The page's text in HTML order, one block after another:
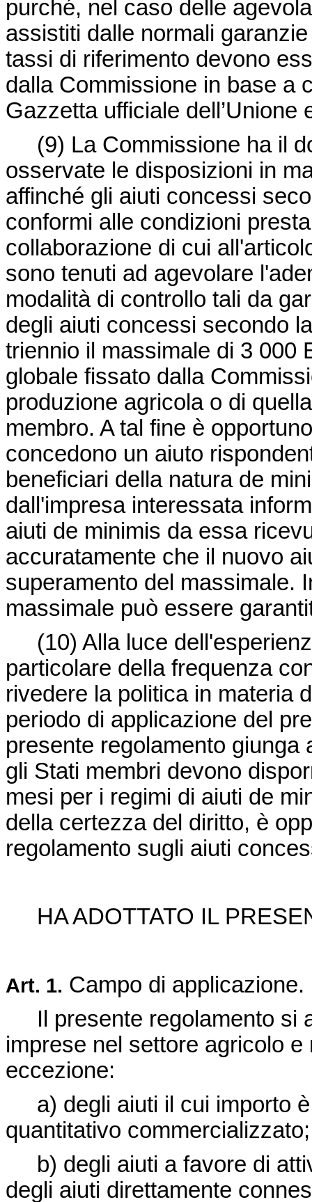
purché, nel caso delle
assistiti dalle normali
tassi di riferimento devono
dalla Commissione in base a
Gazzetta ufficiale dell’Unione
(9) La Commissione ha il
osservate le disposizioni in
affinché gli aiuti concessi
conformi alle condizioni
collaborazione di cui
sono tenuti ad agevolare
modalità di controllo tali da
degli aiuti concessi secondo
triennio il massimale di 3 000
globale fissato dalla
produzione agricola o di
membro. A tal fine è
concedono un aiuto
beneficiari della natura de
dall'impresa interessata
aiuti de minimis da essa
accuratamente che il nuovo
superamento del massimale.
massimale può essere
(10) Alla luce
particolare della frequenza
rivedere la politica in materia
periodo di applicazione del
presente regolamento
gli Stati membri devono
mesi per i regimi di aiuti de
della certezza del diritto, è
regolamento sugli aiuti
HA ADOTTATO IL
Art. 1. Campo di applicazione.
Il presente regolamento si
imprese nel settore agricolo
eccezione:
a) degli aiuti il cui importo
quantitativo commercializzato;
b) degli aiuti a favore di
degli aiuti direttamente